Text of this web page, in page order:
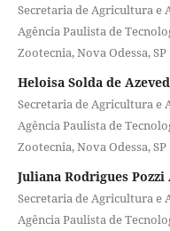
Secretaria de Agricultura e
Agência Paulista de
Zootecnia, Nova Odessa, SP
Heloisa Solda de
Secretaria de Agricultura e
Agência Paulista de
Zootecnia, Nova Odessa, SP
Juliana Rodrigues Pozzi
Secretaria de Agricultura e
Agência Paulista de